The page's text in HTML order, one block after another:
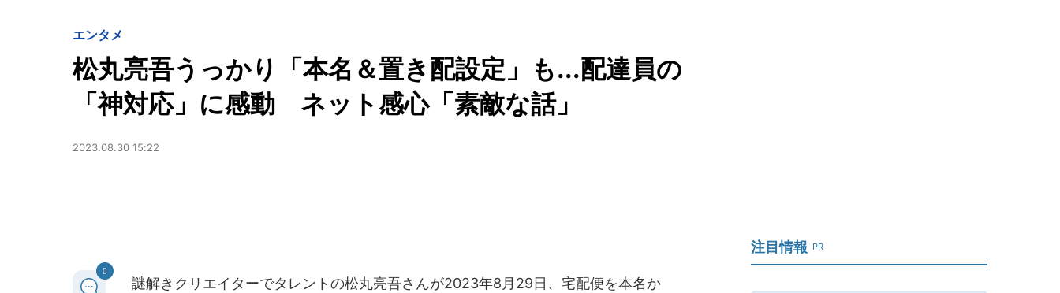
エンタメ
松丸亮吾うっかり「本名＆置き配設定」も...配達員の
「神対応」に感動 ネット感心「素敵な話」
2023.08.30 15:22
0
謎解きクリエイターでタレントの松丸亮吾さんが2023年8月29日、宅配便を本名か
注目情報 PR